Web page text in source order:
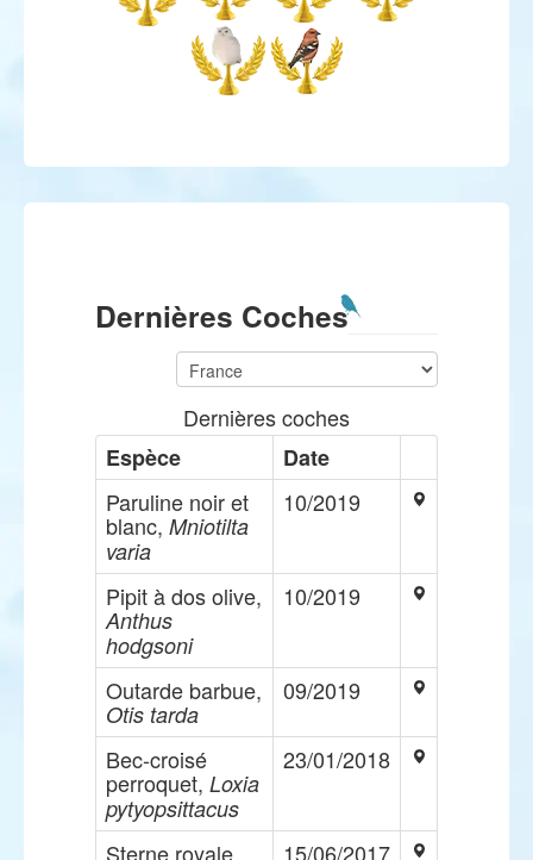
Dernières Coches
Dernières coches
Espèce
Date
Paruline noir et
blanc, Mniotilta
varia
10/2019
Pipit à dos olive,
Anthus
hodgsoni
10/2019
Outarde barbue,
Otis tarda
09/2019
Bec-croisé
perroquet, Loxia
pytyopsittacus
23/01/2018
Sterne royale 15/06/2017